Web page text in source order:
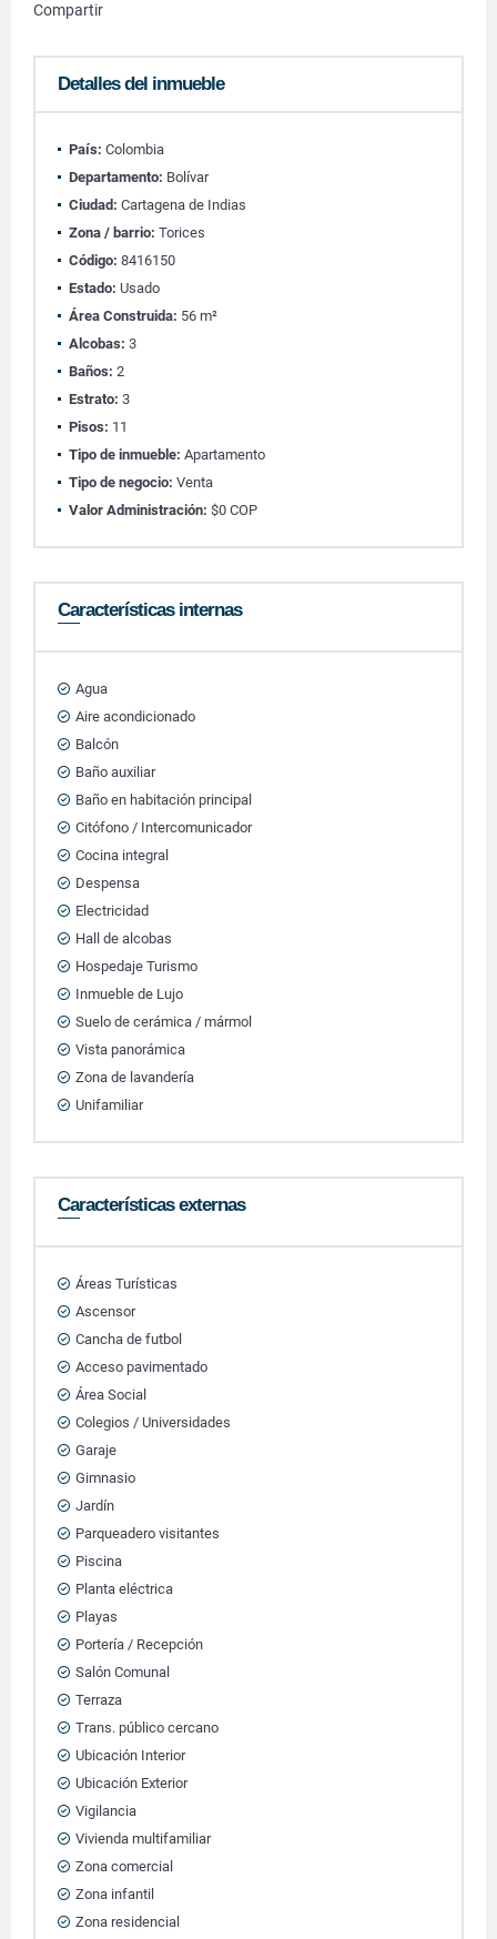
Compartir
Detalles del inmueble
País: Colombia
Departamento: Bolívar
Ciudad: Cartagena de Indias
Zona / barrio: Torices
Código: 8416150
Estado: Usado
Área Construida: 56 m²
Alcobas: 3
Baños: 2
Estrato: 3
Pisos: 11
Tipo de inmueble: Apartamento
Tipo de negocio: Venta
Valor Administración: $0 COP
Características internas
Agua
Aire acondicionado
Balcón
Baño auxiliar
Baño en habitación principal
Citófono / Intercomunicador
Cocina integral
Despensa
Electricidad
Hall de alcobas
Hospedaje Turismo
Inmueble de Lujo
Suelo de cerámica / mármol
Vista panorámica
Zona de lavandería
Unifamiliar
Características externas
Áreas Turísticas
Ascensor
Cancha de futbol
Acceso pavimentado
Área Social
Colegios / Universidades
Garaje
Gimnasio
Jardín
Parqueadero visitantes
Piscina
Planta eléctrica
Playas
Portería / Recepción
Salón Comunal
Terraza
Trans. público cercano
Ubicación Interior
Ubicación Exterior
Vigilancia
Vivienda multifamiliar
Zona comercial
Zona infantil
Zona residencial